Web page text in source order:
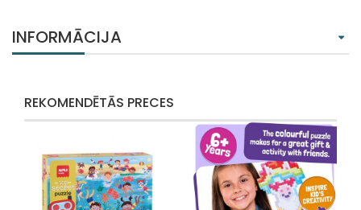
INFORMĀCIJA
REKOMENDĒTĀS PRECES